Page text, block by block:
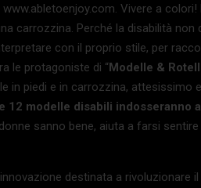
Vivere a colori!
carrozzina. Perché la disabilità non
con il proprio stile, per
le protagoniste di “Modelle &
in piedi e in carrozzina, attesissimo
12 modelle disabili indosseranno
sanno bene, aiuta a farsi sentire
destinata a